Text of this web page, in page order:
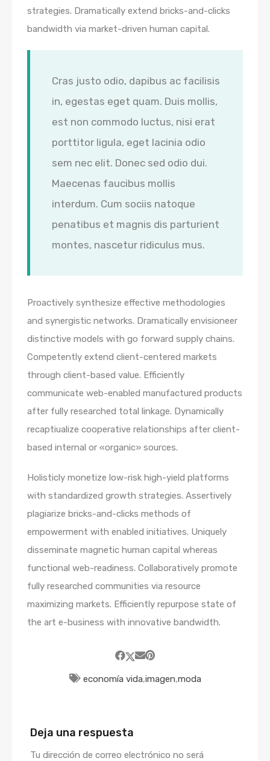
strategies. Dramatically extend bricks-and-clicks
bandwidth via market-driven human capital.
Cras justo odio, dapibus ac facilisis
in, egestas eget quam. Duis mollis,
est non commodo luctus, nisi erat
porttitor ligula, eget lacinia odio
sem nec elit. Donec sed odio dui.
Maecenas faucibus mollis
interdum. Cum sociis natoque
penatibus et magnis dis parturient
montes, nascetur ridiculus mus.
Proactively synthesize effective methodologies
and synergistic networks. Dramatically envisioneer
distinctive models with go forward supply chains.
Competently extend client-centered markets
through client-based value. Efficiently
communicate web-enabled manufactured products
after fully researched total linkage. Dynamically
recaptiualize cooperative relationships after client-
based internal or «organic» sources.
Holisticly monetize low-risk high-yield platforms
with standardized growth strategies. Assertively
plagiarize bricks-and-clicks methods of
empowerment with enabled initiatives. Uniquely
disseminate magnetic human capital whereas
functional web-readiness. Collaboratively promote
fully researched communities via resource
maximizing markets. Efficiently repurpose state of
the art e-business with innovative bandwidth.
economía vida,imagen,moda
Deja una respuesta
Tu dirección de correo electrónico no será